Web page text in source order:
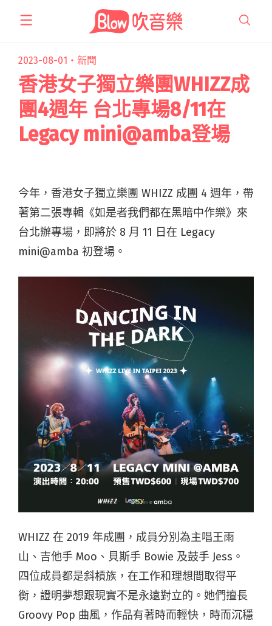
2023-08-01・ 新聞
香港女子獨立樂團WHIZZ成
團4週年 台北專場8/11在
Legacy mini@amba登場
今年，香港女子獨立樂團 WHIZZ 成團 4 週年，帶
著第二張專輯《如是者我們都在黑暗中作樂》來
台北辦專場，即將於 8 月 11 日在 Legacy
mini@amba 初登場。
WHIZZ 在 2019 年成團，成員分別為主唱王雨
山、吉他手 Moo、貝斯手 Bowie 及鼓手 Jess。
四位成員都是斜槓族，在工作和理想間取得平
衡，證明夢想跟現實不是永遠對立的。她們擅長
Groovy Pop 曲風，作品有著時而輕快，時而沉穩